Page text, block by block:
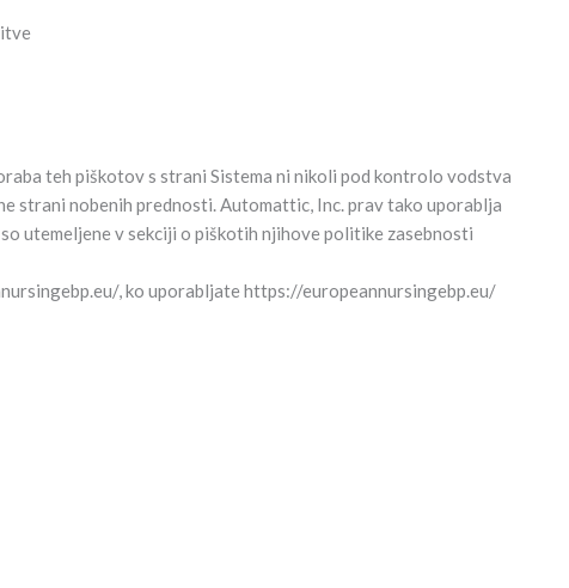
teh piškotov s strani Sistema ni nikoli pod kontrolo vodstva
strani nobenih prednosti. Automattic, Inc. prav tako uporablja
utemeljene v sekciji o piškotih njihove politike zasebnosti
, ko uporabljate https://europeannursingebp.eu/